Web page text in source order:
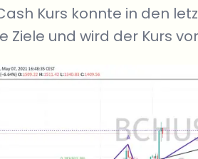
Kurs konnte in den
Ziele und wird der Kurs